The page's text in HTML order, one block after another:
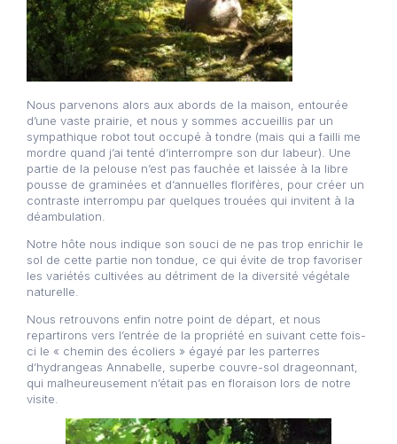
Nous parvenons alors aux abords de la maison, entourée
d’une vaste prairie, et nous y sommes accueillis par un
sympathique robot tout occupé à tondre (mais qui a failli me
mordre quand j’ai tenté d’interrompre son dur labeur). Une
partie de la pelouse n’est pas fauchée et laissée à la libre
pousse de graminées et d’annuelles florifères, pour créer un
contraste interrompu par quelques trouées qui invitent à la
déambulation.
Notre hôte nous indique son souci de ne pas trop enrichir le
sol de cette partie non tondue, ce qui évite de trop favoriser
les variétés cultivées au détriment de la diversité végétale
naturelle.
Nous retrouvons enfin notre point de départ, et nous
repartirons vers l’entrée de la propriété en suivant cette fois-
ci le « chemin des écoliers » égayé par les parterres
d’hydrangeas Annabelle, superbe couvre-sol drageonnant,
qui malheureusement n’était pas en floraison lors de notre
visite.